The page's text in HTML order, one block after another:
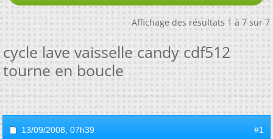
Affichage des résultats 1 à 7 sur 7
cycle lave vaisselle candy cdf512
tourne en boucle
13/09/2008, 07h39 #1